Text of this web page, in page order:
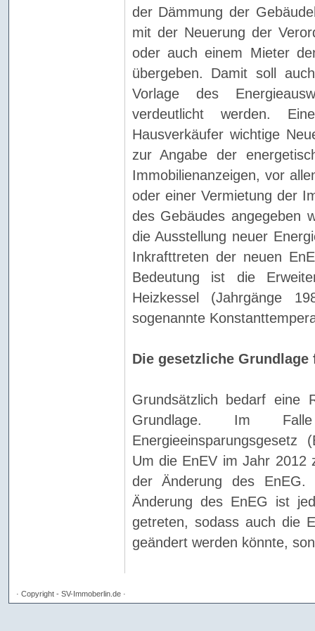
der Dämmung der
mit der Neuerung der
oder auch einem Mieter
übergeben. Damit soll
Vorlage des
verdeutlicht werden.
Hausverkäufer wichtige
zur Angabe der
Immobilienanzeigen, vor
oder einer Vermietung der
des Gebäudes angegeben
die Ausstellung neuer
Inkrafttreten der neuen
Bedeutung ist die
Heizkessel (Jahrgänge
sogenannte
Die gesetzliche Grundlage
Grundsätzlich bedarf eine
Grundlage. Im
Um die EnEV im Jahr 2012
der Änderung des
Änderung des EnEG ist
getreten, sodass auch die
geändert werden könnte,
· Copyright - SV-Immoberlin.de ·